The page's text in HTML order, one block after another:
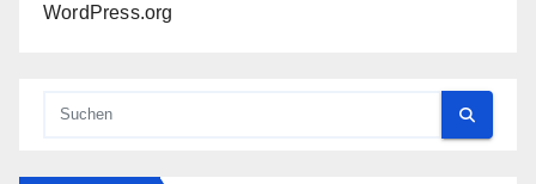
WordPress.org